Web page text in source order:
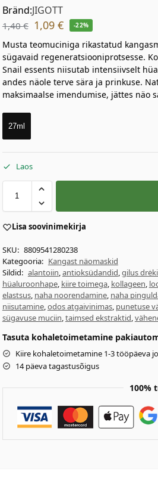
Bränd:JIGOTT
1,40€ 1,09 € -22%
Musta teomuciniga rikastatud
sügavaid regeneratsiooniprotsesse.
Snail essents niisutab intensiivselt
andes näole terve sära ja prinkuse.
maksimaalse imendumise, jättes näo
27ml
Laos
Lisa soovinimekirja
SKU: 8809541280238
Kategooria: Kangast näomaskid
Sildid: alantoiin,antioksüdandid,gilus
hüaluroonhape, kiire toimega, kollageen,
elastsus, naha noorendamine, naha
niisutamine,odos atgaivinimas, punetuse
sügavuse muciin,taimsed ekstraktid,
Tasuta kohaletoimetamine
Kiire kohaletoimetamine 1-3 tööpäeva
14 päeva tagastusõigus
100%